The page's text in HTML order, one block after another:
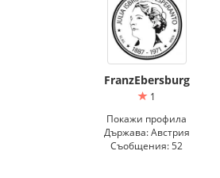
FranzEbersburg
1
Покажи профила
Държава: Австрия
Съобщения: 52